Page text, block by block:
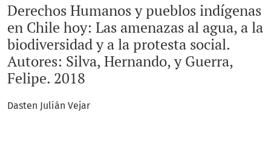
Derechos Humanos y pueblos indígenas
en Chile hoy: Las amenazas al agua, a la
biodiversidad y a la protesta social.
Autores: Silva, Hernando, y Guerra,
Felipe. 2018
Dasten Julián Vejar